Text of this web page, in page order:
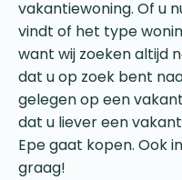
vakantiewoning. Of u
vindt of het type
want wij zoeken altijd
dat u op zoek bent
gelegen op een
dat u liever een
Epe gaat kopen. Ook
graag!